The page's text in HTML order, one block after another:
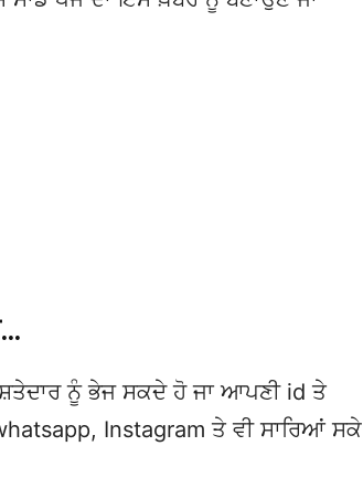
ਨੂੰ ਭੇਜ ਸਕਦੇ ਹੋ ਜਾ ਆਪਣੀ id ਤੇ
Instagram ਤੇ ਵੀ ਸਾਰਿਆਂ ਸਕੇ